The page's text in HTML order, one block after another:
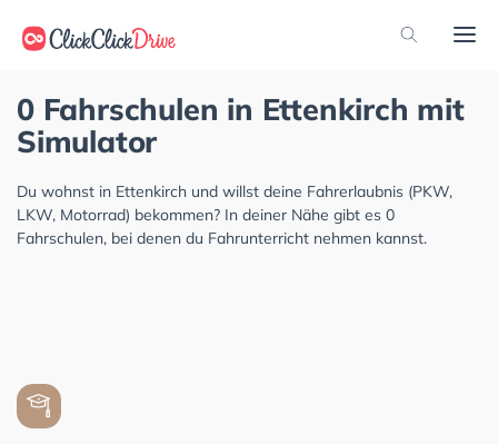
0 Fahrschulen in Ettenkirch mit
Simulator
Du wohnst in Ettenkirch und willst deine Fahrerlaubnis (PKW,
LKW, Motorrad) bekommen? In deiner Nähe gibt es 0
Fahrschulen, bei denen du Fahrunterricht nehmen kannst.